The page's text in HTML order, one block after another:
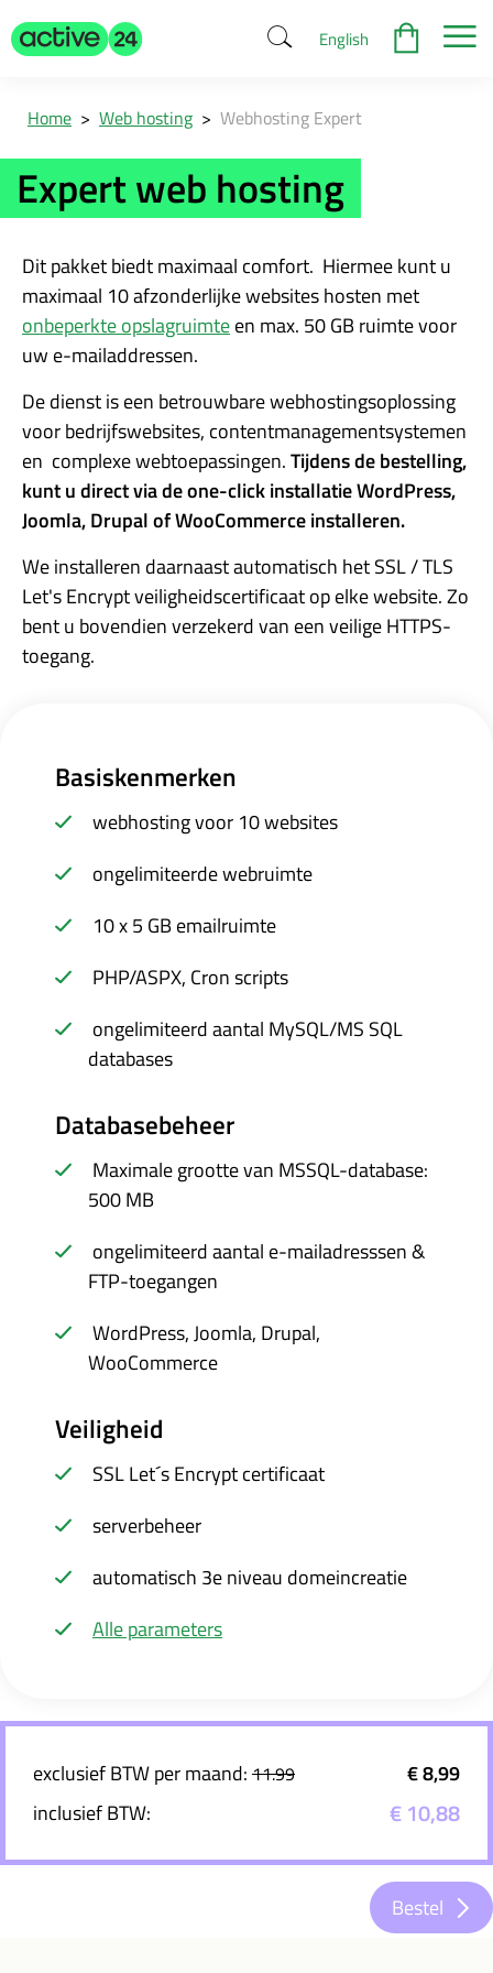
English
Home > Web hosting > Webhosting Expert
Expert web hosting
Dit pakket biedt maximaal comfort. Hiermee kunt u
maximaal 10 afzonderlijke websites hosten met
onbeperkte opslagruimteen max. 50 GB ruimte voor
uw e-mailaddressen.
De dienst is een betrouwbare webhostingsoplossing
voor bedrijfswebsites, contentmanagementsystemen
en complexe webtoepassingen.Tijdens de bestelling,
kunt u direct via de one-click installatie WordPress,
Joomla, Drupal of WooCommerce installeren.
We installeren daarnaast automatisch het SSL / TLS
Let's Encrypt veiligheidscertificaat op elke website. Zo
bent u bovendien verzekerd van een veilige HTTPS-
toegang.
Basiskenmerken
webhosting voor 10 websites
ongelimiteerde webruimte
10 x 5 GB emailruimte
PHP/ASPX, Cron scripts
ongelimiteerd aantal MySQL/MS SQL
databases
Databasebeheer
Maximale grootte van MSSQL-database:
500 MB
ongelimiteerd aantal e-mailadresssen &
FTP-toegangen
WordPress, Joomla, Drupal,
WooCommerce
Veiligheid
SSL Let´s Encrypt certificaat
serverbeheer
automatisch 3e niveau domeincreatie
Alle parameters
exclusief BTW per maand: 11.99
€ 8,99
inclusief BTW:
€ 10,88
Bestel